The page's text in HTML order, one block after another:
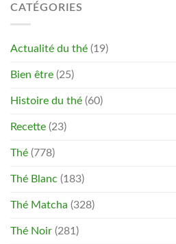
CATÉGORIES
Actualité du thé (19)
Bien être (25)
Histoire du thé (60)
Recette (23)
Thé (778)
Thé Blanc (183)
Thé Matcha (328)
Thé Noir (281)